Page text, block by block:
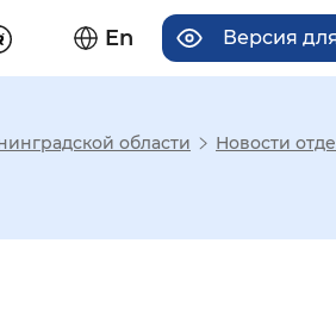
En Версия
области
Новости